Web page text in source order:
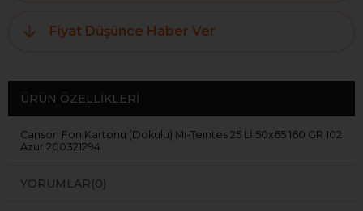
Fiyat Düşünce Haber Ver
ÜRÜN ÖZELLIKLERI
Canson Fon Kartonu (Dokulu) Mı-Teıntes 25 Lİ 50x65 160 GR 102
Azur 200321294
YORUMLAR(0)